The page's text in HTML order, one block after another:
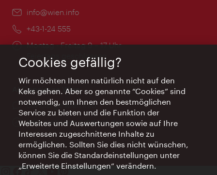
Email:
info@wien.info
Telefon:
+43-1-24 555
Öffnungszeiten:
Montag - Freitag 9 – 17 Uhr
Feiertags geschlossen
AI Concierge Wien
Ort:
concierge.wien.info
Öffnungszeiten:
Informationen rund um die Uhr
Cookies gefällig?
Wir möchten Ihnen natürlich nicht auf den
Keks gehen. Aber so genannte “Cookies” sind
notwendig, um Ihnen den bestmöglichen
Service zu bieten und die Funktion der
Websites und Auswertungen sowie auf Ihre
Interessen zugeschnittene Inhalte zu
ermöglichen. Sollten Sie dies nicht wünschen,
können Sie die Standardeinstellungen unter
„Erweiterte Einstellungen“ verändern.